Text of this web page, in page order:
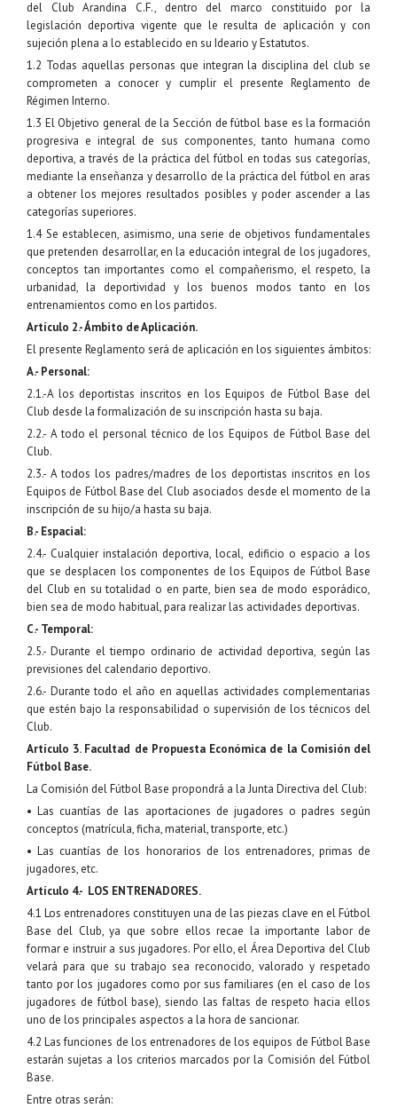
del Club Arandina C.F., dentro del marco constituido por la
legislación deportiva vigente que le resulta de aplicación y con
sujeción plena a lo establecido en su Ideario y Estatutos.
1.2 Todas aquellas personas que integran la disciplina del club se
comprometen a conocer y cumplir el presente Reglamento de
Régimen Interno.
1.3 El Objetivo general de la Sección de fútbol base es la formación
progresiva e integral de sus componentes, tanto humana como
deportiva, a través de la práctica del fútbol en todas sus categorías,
mediante la enseñanza y desarrollo de la práctica del fútbol en aras
a obtener los mejores resultados posibles y poder ascender a las
categorías superiores.
1.4 Se establecen, asimismo, una serie de objetivos fundamentales
que pretenden desarrollar, en la educación integral de los jugadores,
conceptos tan importantes como el compañerismo, el respeto, la
urbanidad, la deportividad y los buenos modos tanto en los
entrenamientos como en los partidos.
Artículo 2.- Ámbito de Aplicación.
El presente Reglamento será de aplicación en los siguientes ámbitos:
A.- Personal:
2.1.-A los deportistas inscritos en los Equipos de Fútbol Base del
Club desde la formalización de su inscripción hasta su baja.
2.2.- A todo el personal técnico de los Equipos de Fútbol Base del
Club.
2.3.- A todos los padres/madres de los deportistas inscritos en los
Equipos de Fútbol Base del Club asociados desde el momento de la
inscripción de su hijo/a hasta su baja.
B.- Espacial:
2.4.- Cualquier instalación deportiva, local, edificio o espacio a los
que se desplacen los componentes de los Equipos de Fútbol Base
del Club en su totalidad o en parte, bien sea de modo esporádico,
bien sea de modo habitual, para realizar las actividades deportivas.
C.- Temporal:
2.5.- Durante el tiempo ordinario de actividad deportiva, según las
previsiones del calendario deportivo.
2.6.- Durante todo el año en aquellas actividades complementarias
que estén bajo la responsabilidad o supervisión de los técnicos del
Club.
Artículo 3. Facultad de Propuesta Económica de la Comisión del
Fútbol Base.
La Comisión del Fútbol Base propondrá a la Junta Directiva del Club:
• Las cuantías de las aportaciones de jugadores o padres según
conceptos (matrícula, ficha, material, transporte, etc.)
• Las cuantías de los honorarios de los entrenadores, primas de
jugadores, etc.
Artículo 4.- LOS ENTRENADORES.
4.1 Los entrenadores constituyen una de las piezas clave en el Fútbol
Base del Club, ya que sobre ellos recae la importante labor de
formar e instruir a sus jugadores. Por ello, el Área Deportiva del Club
velará para que su trabajo sea reconocido, valorado y respetado
tanto por los jugadores como por sus familiares (en el caso de los
jugadores de fútbol base), siendo las faltas de respeto hacia ellos
uno de los principales aspectos a la hora de sancionar.
4.2 Las funciones de los entrenadores de los equipos de Fútbol Base
estarán sujetas a los criterios marcados por la Comisión del Fútbol
Base.
Entre otras serán: